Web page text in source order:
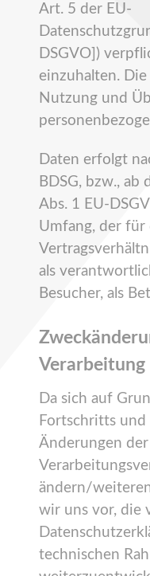
Art. 5 der EU-
DSGVO])
einzuhalten.
Nutzung und
Daten erfolgt
BDSG, bzw., ab
Abs. 1 EU-
Umfang, der
als
Besucher, als
Da sich auf
Fortschritts
Änderungen
ändern/
wir uns vor, die
technischen